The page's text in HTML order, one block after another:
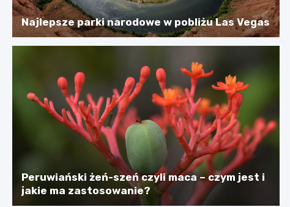
Najlepsze parki narodowe w pobliżu Las Vegas
Peruwiański żeń-szeń czyli maca – czym jest i
jakie ma zastosowanie?